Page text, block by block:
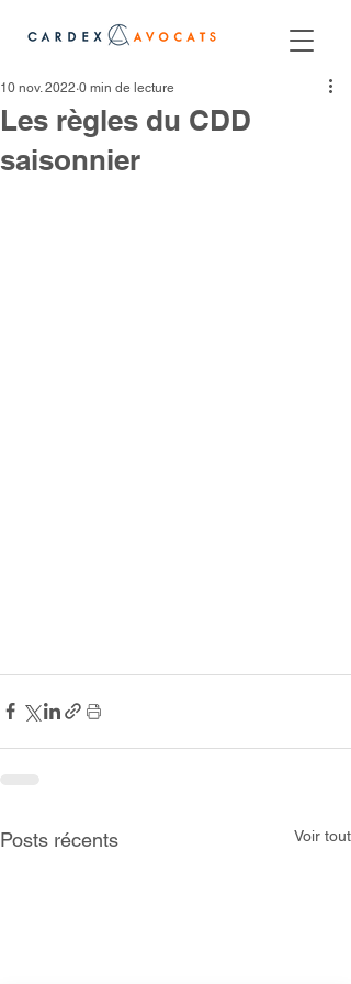
Les règles du CDD
saisonnier
10 nov. 2022 0 min de lecture
Posts récents Voir tout